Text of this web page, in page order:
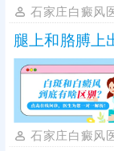
石家庄白癜风
腿上和胳膊上
石家庄白癜风